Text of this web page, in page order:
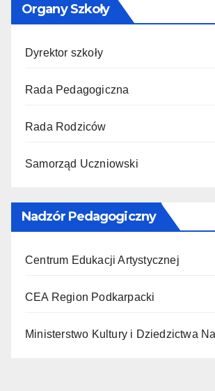
Organy Szkoły
Dyrektor szkoły
Rada Pedagogiczna
Rada Rodziców
Samorząd Uczniowski
Nadzór Pedagogiczny
Centrum Edukacji Artystycznej
CEA Region Podkarpacki
Ministerstwo Kultury i Dziedzictwa